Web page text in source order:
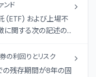
ンド
(ETF) および上場不
関する次の記述の
の利回りとリスク
の残存期間が8年の固